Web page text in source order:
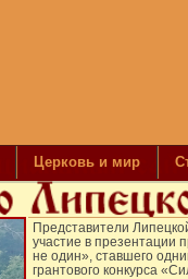
Церковь и мир
Представители
участие в презентации
не один», ставшего
грантового конкурса